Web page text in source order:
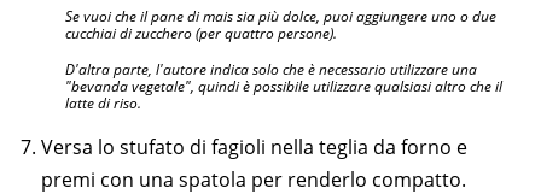
Se vuoi che il pane di mais sia più dolce, puoi aggiungere uno o due
cucchiai di zucchero (per quattro persone).
D'altra parte, l'autore indica solo che è necessario utilizzare una
"bevanda vegetale", quindi è possibile utilizzare qualsiasi altro che il
latte di riso.
Versa lo stufato di fagioli nella teglia da forno e
premi con una spatola per renderlo compatto.